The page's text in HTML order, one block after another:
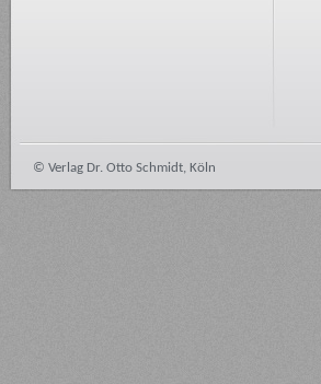
© Verlag Dr. Otto Schmidt, Köln